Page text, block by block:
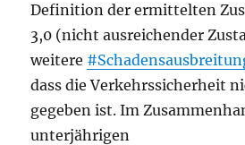
Definition der ermittelten
3,0 (nicht ausreichender
weitere
dass die Verkehrssicherheit
gegeben ist. Im
unterjährigen